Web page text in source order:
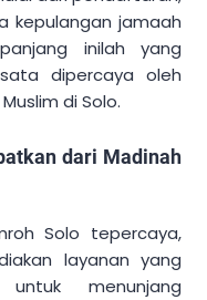
kepulangan jamaah
inilah yang
dipercaya oleh
di Solo.
dari Madinah
Solo tepercaya,
layanan yang
menunjang